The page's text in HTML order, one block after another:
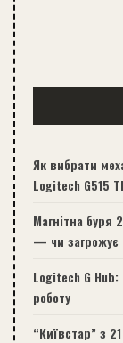
Як вибрати
Logitech G515
Магнітна буря
— чи загрожує
Logitech G
роботу
“Київстар” з